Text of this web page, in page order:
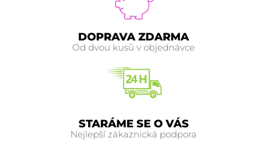
DOPRAVA ZDARMA
Od dvou kusů v objednávce
STARÁME SE O VÁS
Nejlepší zákaznická podpora